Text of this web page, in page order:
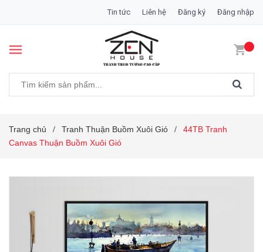
Tin tức Liên hệ Đăng ký Đăng nhập
Trang chủ / Tranh Thuận Buồm Xuôi Gió /
44TB Tranh
Canvas Thuận Buồm Xuôi Gió